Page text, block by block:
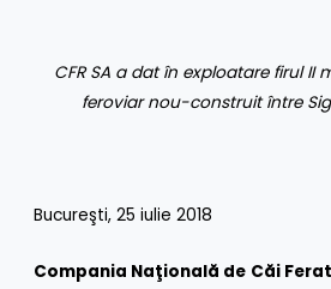
CFR SA a dat în exploatare firul II
feroviar nou-construit între
Bucureşti, 25 iulie 2018
Compania Naţională de Căi